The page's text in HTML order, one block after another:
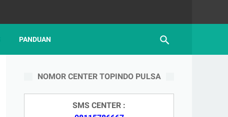
PANDUAN
NOMOR CENTER TOPINDO PULSA
SMS CENTER :